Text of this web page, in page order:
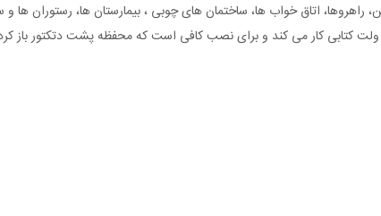
اتاق خواب ها، ساختمان های چوبی ، بیمارستان ها، رستوران ها